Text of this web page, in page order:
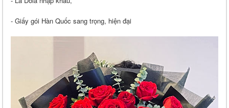
- Giấy gói Hàn Quốc sang trọng, hiện đại